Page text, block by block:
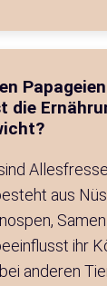
die
aus
ihr
anderen